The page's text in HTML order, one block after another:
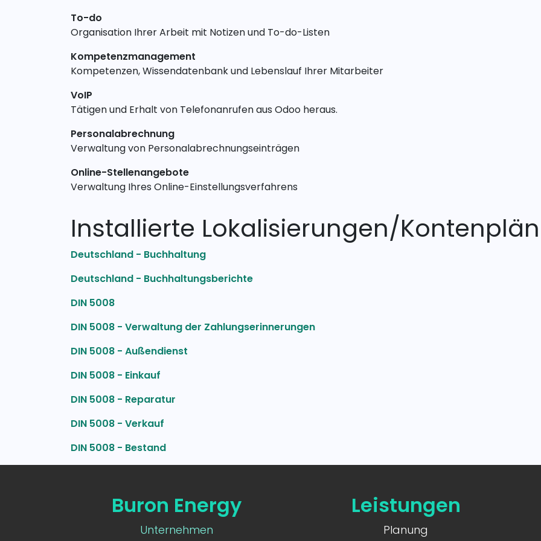
To-do
Organisation Ihrer Arbeit mit Notizen und To-do-Listen
Kompetenzmanagement
Kompetenzen, Wissendatenbank und Lebenslauf Ihrer Mitarbeiter
VoIP
Tätigen und Erhalt von Telefonanrufen aus Odoo heraus.
Personalabrechnung
Verwaltung von Personalabrechnungseinträgen
Online-Stellenangebote
Verwaltung Ihres Online-Einstellungsverfahrens
Installierte Lokalisierungen/
Deutschland - Buchhaltung
Deutschland - Buchhaltungsberichte
DIN 5008
DIN 5008 - Verwaltung der Zahlungserinnerungen
DIN 5008 - Außendienst
DIN 5008 - Einkauf
DIN 5008 - Reparatur
DIN 5008 - Verkauf
DIN 5008 - Bestand
Buron Energy
Unternehmen
Leistungen
Planung